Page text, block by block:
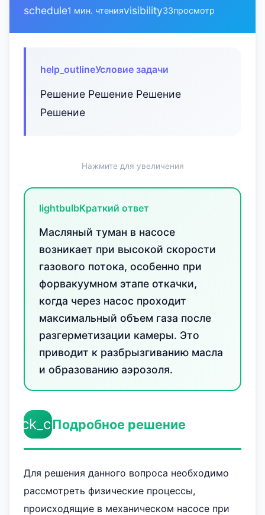
schedule1 мин. чтенияvisibility33просмотр
help_outlineУсловие задачи
Решение Решение Решение
Решение
Нажмите для увеличения
lightbulbКраткий ответ
Масляный туман в насосе
возникает при высокой скорости
газового потока, особенно при
форвакуумном этапе откачки,
когда через насос проходит
максимальный объем газа после
разгерметизации камеры. Это
приводит к разбрызгиванию масла
и образованию аэрозоля.
Подробное решение
Для решения данного вопроса необходимо
рассмотреть физические процессы,
происходящие в механическом насосе при